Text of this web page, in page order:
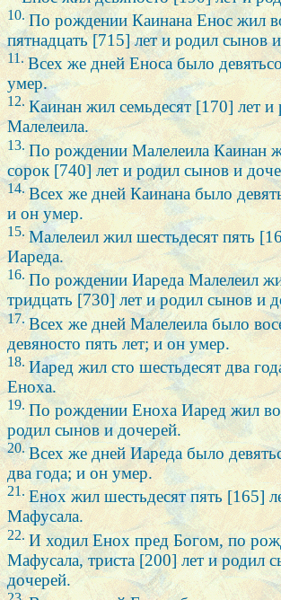
10.По рождении Каинана Енос жил
пятнадцать [715] лет и родил сынов
11.Всех же дней Еноса было
умер.
12. Каинан жил семьдесят [170] лет и
Малелеила.
13. По рождении Малелеила Каинан
сорок [740] лет и родил сынов и
14.Всех же дней Каинана было
и он умер.
15. Малелеил жил шестьдесят пять
Иареда.
16. По рождении Иареда Малелеил
тридцать [730] лет и родил сынов и
17.Всех же дней Малелеила было
девяносто пять лет; и он умер.
18. Иаред жил сто шестьдесят два
Еноха.
19.По рождении Еноха Иаред жил
родил сынов и дочерей.
20.Всех же дней Иареда было
два года; и он умер.
21. Енох жил шестьдесят пять [165]
Мафусала.
22. И ходил Енох пред Богом, по
Мафусала, триста [200] лет и родил
дочерей.